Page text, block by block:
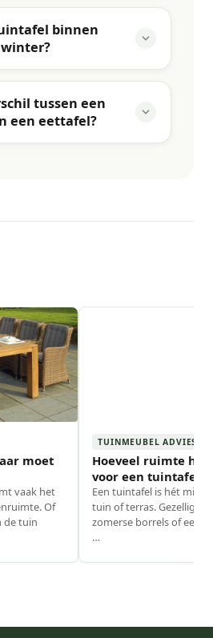
binnen
tussen een
een eettafel?
moet
vaak het
Of
de tuin
TUINMEUBEL ADVIES
Hoeveel ruimte
voor een tuintafel
Een tuintafel is hét
tuin of terras. Gezellige
zomerse borrels of een
…